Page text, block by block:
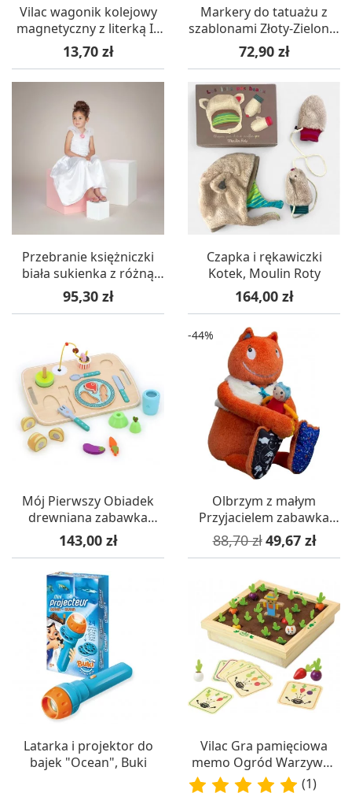
Vilac wagonik kolejowy
magnetyczny z literką I -
różne kolory
Cena
13,70 zł
Markery do tatuażu z
szablonami Złoty-Zielony-
Czerwony 4 sztuki, Buki
Cena
72,90 zł
Przebranie księżniczki
biała sukienka z różną
104-116 - Rose & Romeo
Cena
95,30 zł
Czapka i rękawiczki
Kotek, Moulin Roty
Cena
164,00 zł
Mój Pierwszy Obiadek
drewniana zabawka
manipulacyjna, Vilac
Cena
143,00 zł
Olbrzym z małym
Przyjacielem zabawka
sensoryczna, Ebulobo
Cena podstawowa
88,70 zł Cena
49,67 zł
-44%
Latarka i projektor do
bajek "Ocean", Buki
Vilac Gra pamięciowa
memo Ogród Warzywny
dla 3 latka drewniana
(1)